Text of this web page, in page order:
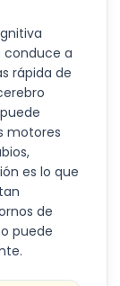
conduce a
rápida de
motores
es lo que
de
puede